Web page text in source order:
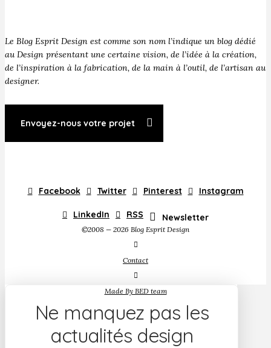
Le Blog Esprit Design est comme son nom l’indique un blog dédié
au Design présentant une certaine vision, de l’idée à la création,
de l’inspiration à la fabrication, de la main à l’outil, de l’artisan au
designer.
Envoyez-nous votre projet
Facebook Twitter Pinterest Instagram
LinkedIn RSS Newsletter
©2008 — 2026 Blog Esprit Design
Contact
Made By BED team
Ne manquez pas les
actualités design